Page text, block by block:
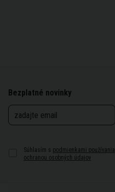
Bezplatné novinky
Súhlasím s podmienkami používania
ochranou osobných údajov